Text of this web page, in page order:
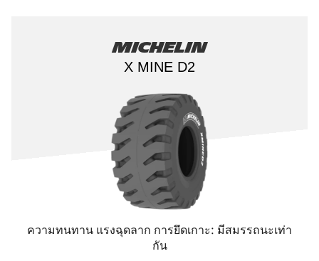
Michelin
X MINE D2
ความทนทาน แรงฉุดลาก การยึดเกาะ: มีสมรรถนะเท่า
กัน